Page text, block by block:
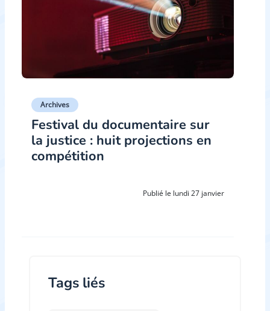
Archives
Festival du documentaire sur
la justice : huit projections en
compétition
Publié le lundi 27 janvier
Tags liés